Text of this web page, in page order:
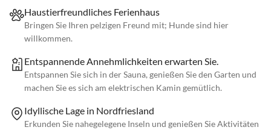
Haustierfreundliches Ferienhaus
Bringen Sie Ihren pelzigen Freund mit; Hunde sind hier
willkommen.
Entspannende Annehmlichkeiten erwarten Sie.
Entspannen Sie sich in der Sauna, genießen Sie den Garten und
machen Sie es sich am elektrischen Kamin gemütlich.
Idyllische Lage in Nordfriesland
Erkunden Sie nahegelegene Inseln und genießen Sie Aktivitäten